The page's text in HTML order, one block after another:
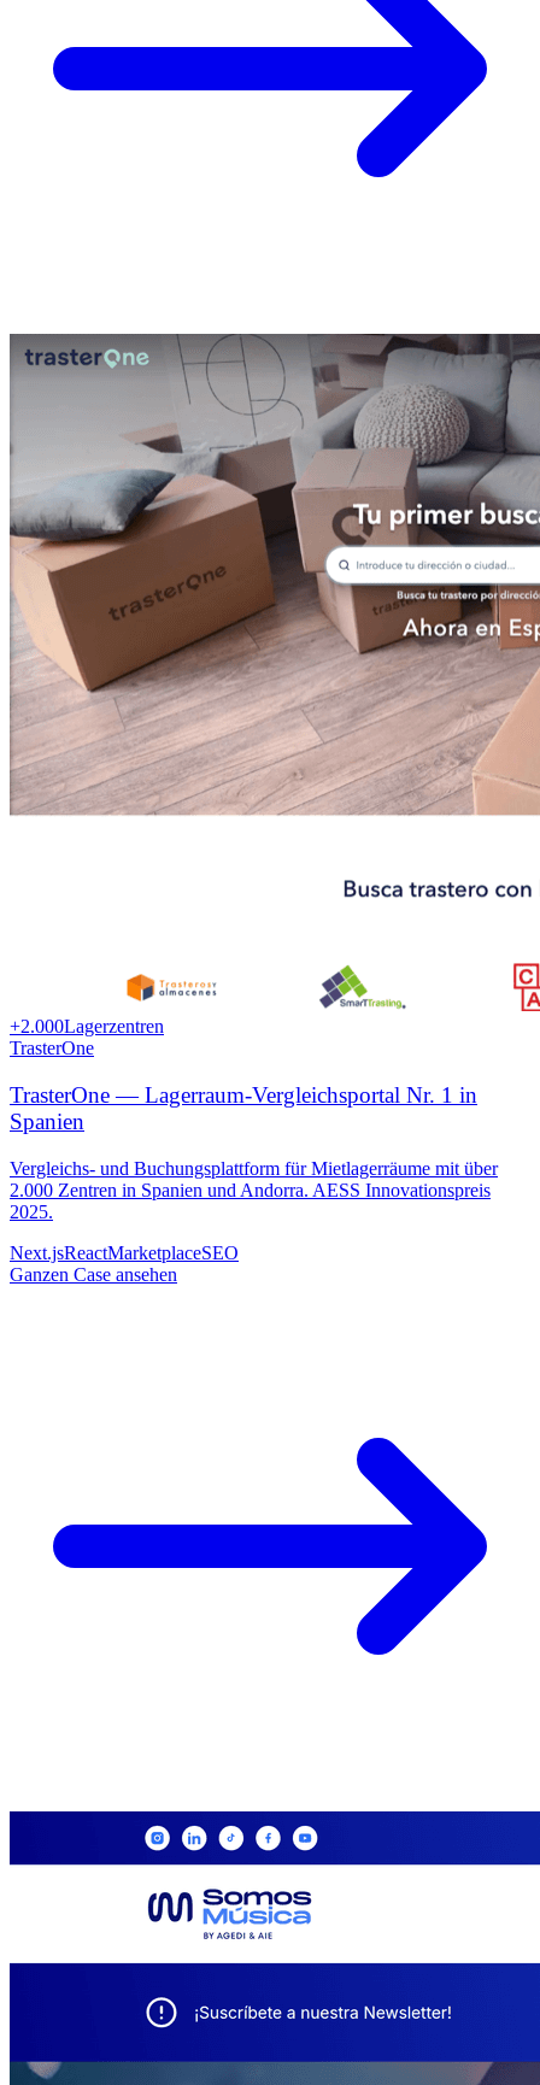
+2.000Lagerzentren
TrasterOne
TrasterOne — Lagerraum-Vergleichsportal Nr. 1 in
Spanien
Vergleichs- und Buchungsplattform für Mietlagerräume mit über
2.000 Zentren in Spanien und Andorra. AESS Innovationspreis
2025.
Next.jsReactMarketplaceSEO
Ganzen Case ansehen